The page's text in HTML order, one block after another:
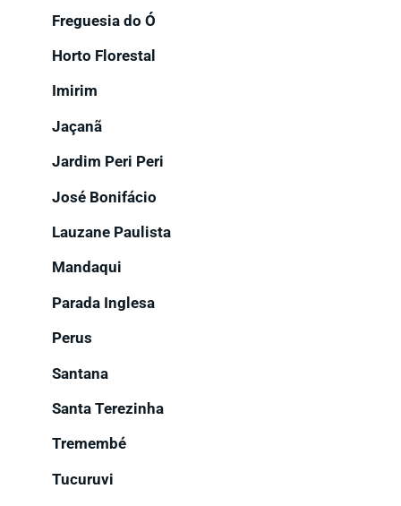
Freguesia do Ó
Horto Florestal
Imirim
Jaçanã
Jardim Peri Peri
José Bonifácio
Lauzane Paulista
Mandaqui
Parada Inglesa
Perus
Santana
Santa Terezinha
Tremembé
Tucuruvi